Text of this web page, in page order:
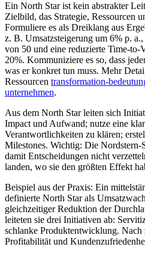
Ein North Star ist kein abstrakter
Zielbild, das Strategie, Ressourcen
Formuliere es als Dreiklang aus
z. B. Umsatzsteigerung um 6% p.
von 50 und eine reduzierte Time-to-
20%. Kommuniziere es so, dass
was er konkret tun muss. Mehr
Ressourcen transformation-
unternehmen.
Aus dem North Star leiten sich
Impact und Aufwand; nutze eine
Verantwortlichkeiten zu klären;
Milestones. Wichtig: Die Nordstern-
damit Entscheidungen nicht
landen, wo sie den größten Effekt
Beispiel aus der Praxis: Ein
definierte North Star als
gleichzeitiger Reduktion der
leiteten sie drei Initiativen ab:
schlanke Produktentwicklung.
Profitabilität und